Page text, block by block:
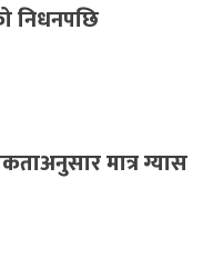
निधनपछि
मात्र ग्यास